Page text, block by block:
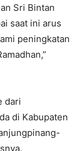
Sri Bintan
saat ini arus
peningkatan
dari
di Kabupaten